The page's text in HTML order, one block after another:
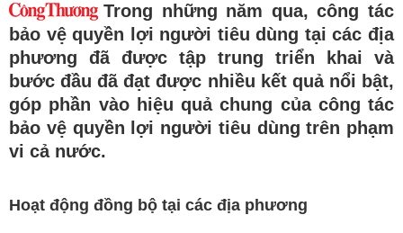
Trong những năm qua, công tác
bảo vệ quyền lợi người tiêu dùng tại các địa
phương đã được tập trung triển khai và
bước đầu đã đạt được nhiều kết quả nổi bật,
góp phần vào hiệu quả chung của công tác
bảo vệ quyền lợi người tiêu dùng trên phạm
vi cả nước.
Hoạt động đồng bộ tại các địa phương